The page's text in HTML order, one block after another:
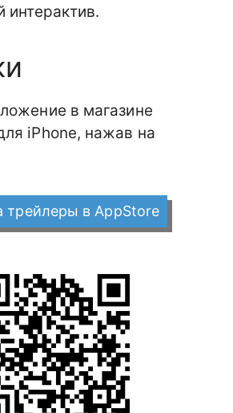
интерактив.
в магазине
iPhone, нажав на
трейлеры в AppStore